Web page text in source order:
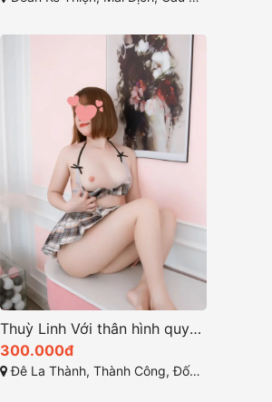
Thuỳ Linh Với thân hình quyến rũ thu hút mọi ánh nhìn
300.000đ
Đê La Thành, Thành Công, Đống Đa, Hà Nội, Việt Nam